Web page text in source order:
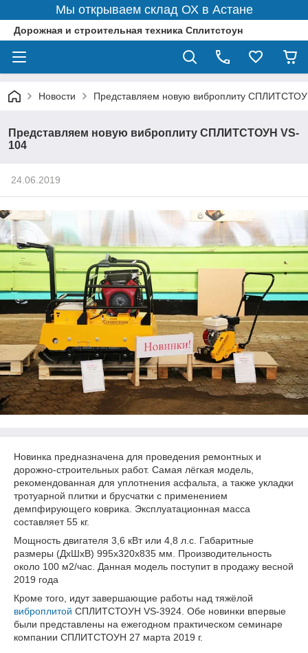
Мы открываем склад ОХ в Астане
Дорожная и строительная техника Сплитстоун
Новости Представляем новую виброплиту
Представляем новую виброплиту СПЛИТСТОУН VS-
104
24.06.2019
Новинка предназначена для проведения ремонтных и
дорожно-строительных работ. Самая лёгкая модель,
рекомендованная для уплотнения асфальта, а также укладки
тротуарной плитки и брусчатки с применением
демпфирующего коврика. Эксплуатационная масса
составляет 55 кг.
Мощность двигателя 3,6 кВт или 4,8 л.с. Габаритные
размеры (ДхШхВ) 995х320х835 мм. Производительность
около 100 м2/час. Данная модель поступит в продажу весной
2019 года
Кроме того, идут завершающие работы над тяжёлой
виброплитой СПЛИТСТОУН VS-3924. Обе новинки впервые
были представлены на ежегодном практическом семинаре
компании СПЛИТСТОУН 27 марта 2019 г.